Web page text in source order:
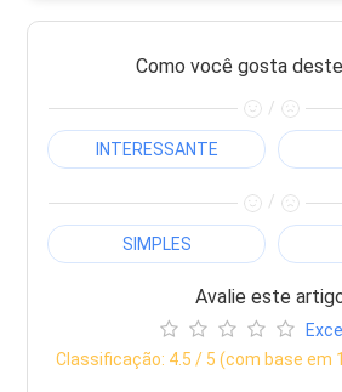
Como você gosta
/
INTERESSANTE
/
SIMPLES
Avalie este
Classificação: 4.5 / 5 (com base em